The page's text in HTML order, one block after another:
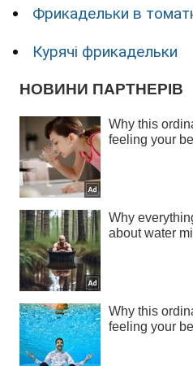
Фрикадельки в
Курячі фрикадельки